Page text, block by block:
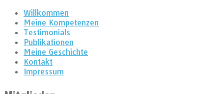
Willkommen
Meine Kompetenzen
Testimonials
Publikationen
Meine Geschichte
Kontakt
Impressum